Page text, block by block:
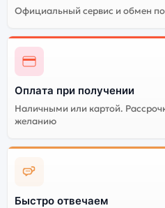
Официальный сервис и обмен
Оплата при получении
Наличными или картой.
желанию
Быстро отвечаем